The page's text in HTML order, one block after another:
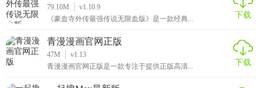
79.10M
v1.10.9
《豪血寺外传最强传说无限血版》是一款经典...
下载
青漫漫画官网正版
47M
v1.13
青漫漫画官网正版是一款专注于提供正版高清...
下载